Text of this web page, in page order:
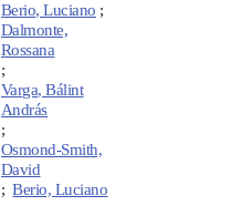
Berio, Luciano ;
Dalmonte,
Rossana
;
Varga, Bálint
András
;
Osmond-Smith,
David
;Berio, Luciano